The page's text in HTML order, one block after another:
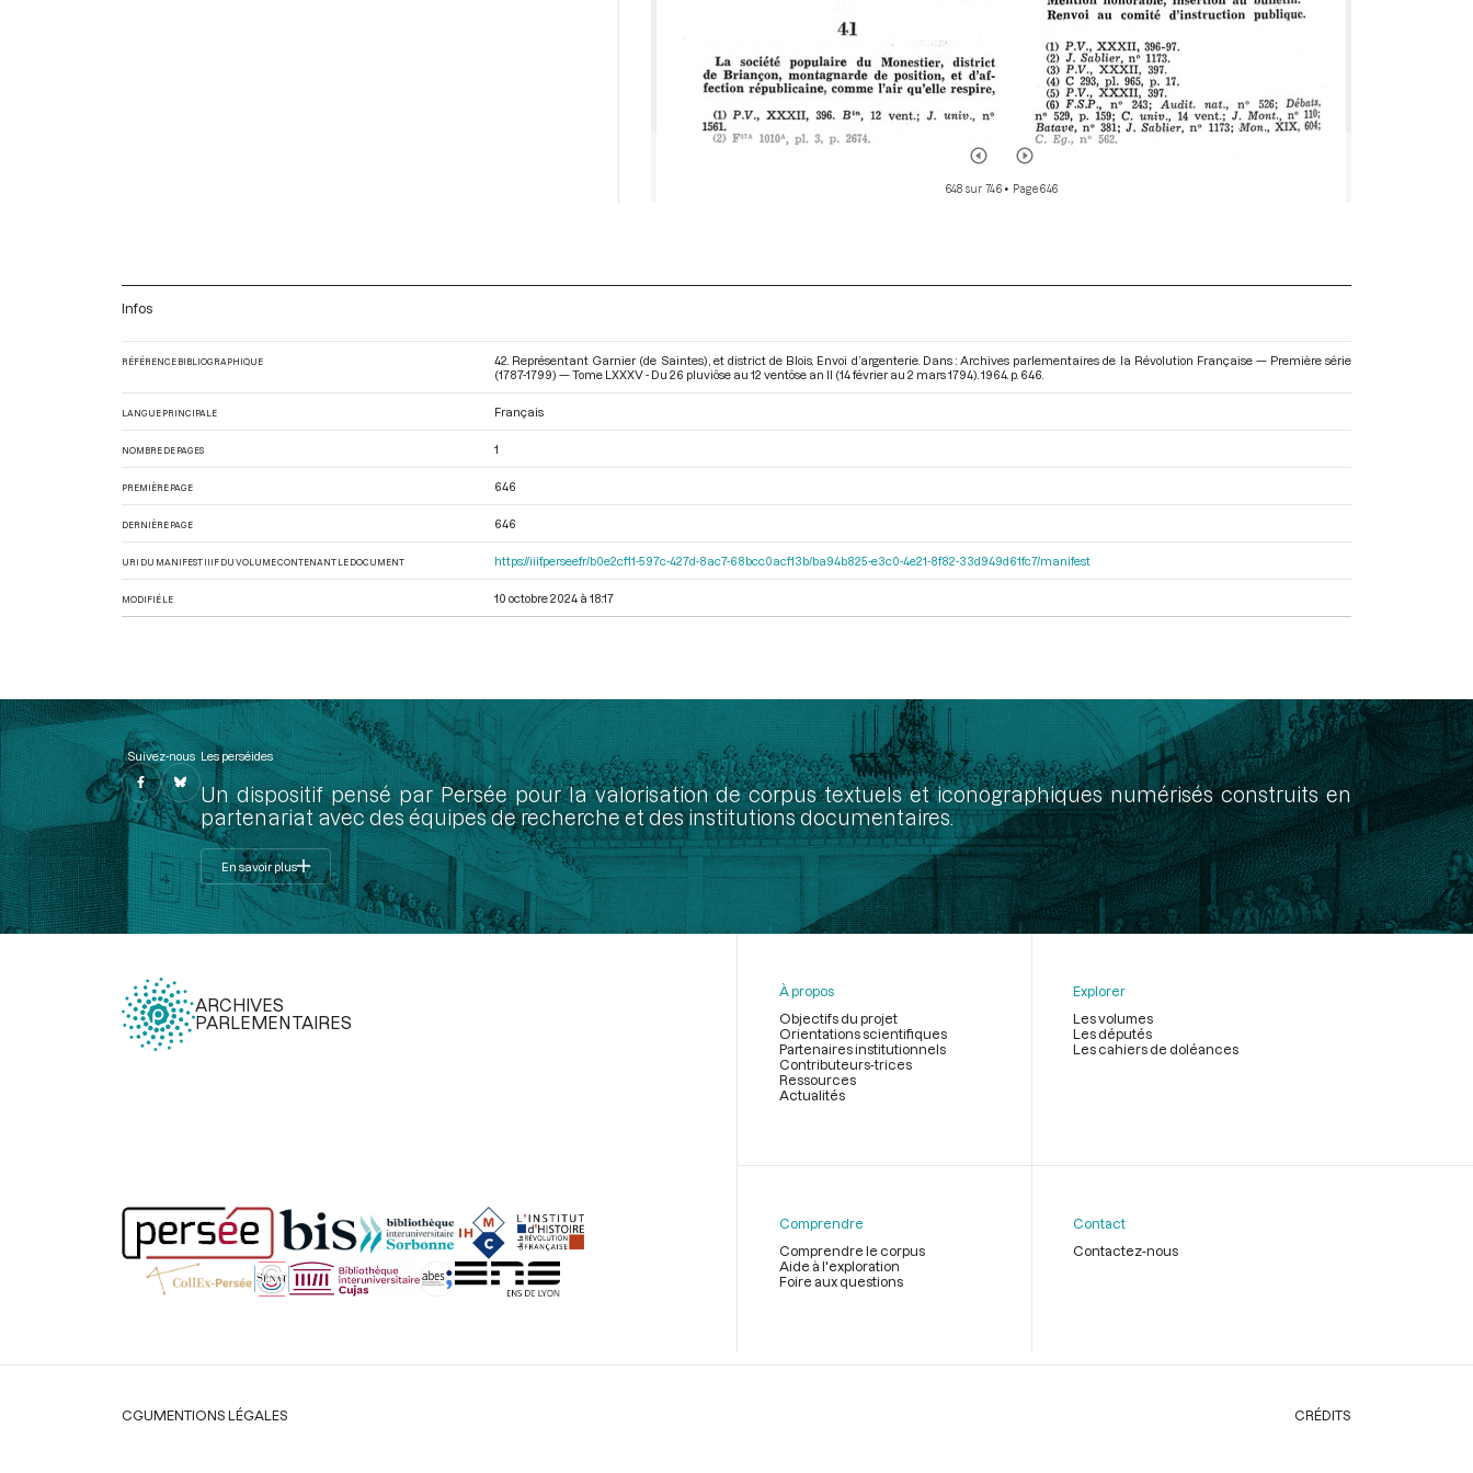
648 sur 746• Page 646
Infos
RÉFÉRENCE BIBLIOGRAPHIQUE
42. Représentant Garnier (de Saintes), et district de Blois. Envoi d’argenterie. Dans : Archives parlementaires de la Révolution Française — Première série
(1787-1799) — Tome LXXXV - Du 26 pluviôse au 12 ventôse an II (14 février au 2 mars 1794) . 1964. p. 646.
LANGUE PRINCIPALE Français
NOMBRE DE PAGES 1
PREMIÈRE PAGE 646
DERNIÈRE PAGE 646
URI DU MANIFEST IIIF DU VOLUME CONTENANT LE DOCUMENT https://iiif.persee.fr/b0e2cf11-597c-427d-8ac7-68bcc0acf13b/ba94b825-e3c0-4e21-8f82-33d949d61fc7/manifest
MODIFIÉ LE 10 octobre 2024 à 18:17
Suivez-nous Les perséides
Un dispositif pensé par Persée pour la valorisation de corpus textuels et iconographiques numérisés construits en
partenariat avec des équipes de recherche et des institutions documentaires.
En savoir plus
ARCHIVES
PARLEMENTAIRES
page
À propos
Objectifs du projet
Orientations scientifiques
Partenaires institutionnels
Contributeurs-trices
Ressources
Actualités
Explorer
Les volumes
Les députés
Les cahiers de doléances
Comprendre
Comprendre le corpus
Aide à l'exploration
Foire aux questions
Contact
Contactez-nous
Légal
CGUMENTIONS LÉGALES CRÉDITS